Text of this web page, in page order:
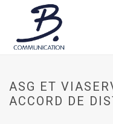
ASG ET
ACCORD DE